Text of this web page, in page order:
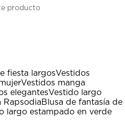
producto
fiesta largosVestidos
Vestidos manga
elegantesVestido largo
RapsodiaBlusa de fantasía de
largo estampado en verde